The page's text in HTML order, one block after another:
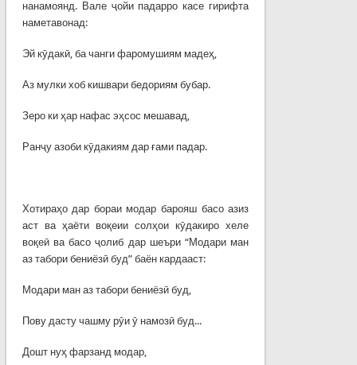
нанамоянд. Вале ҷойи падарро касе гирифта
наметавонад:
Эй кӯдакӣ, ба чанги фаромушиям мадеҳ,
Аз мулки хоб кишвари бедориям бубар.
Зеро ки ҳар нафас эҳсос мешавад,
Ранҷу азоби кӯдакиям дар ғами падар.
Хотираҳо дар бораи модар барояш басо азиз
аст ва ҳаёти воқеии солҳои кӯдакиро хеле
воқеӣ ва басо ҷолиб дар шеъри “Модари ман
аз табори бениёзӣ буд” баён кардааст:
Модари ман аз табори бениёзӣ буд,
Пову дасту чашму рӯи ӯ намозӣ буд...
Дошт нуҳ фарзанд модар,